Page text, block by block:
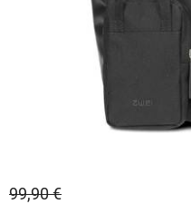
99,90 €